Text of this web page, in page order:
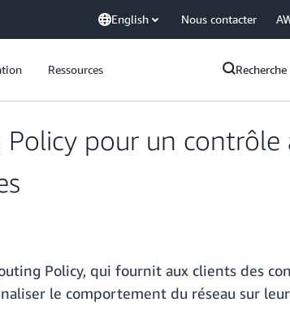
English Nous contacter
Ressources Recherche
pour un
Policy, qui fournit aux clients des
le comportement du réseau sur